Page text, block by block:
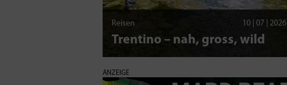
Reisen 10 | 07 | 2026
Trentino – nah, gross, wild
ANZEIGE